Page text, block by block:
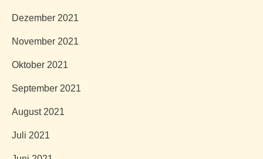
Dezember 2021
November 2021
Oktober 2021
September 2021
August 2021
Juli 2021